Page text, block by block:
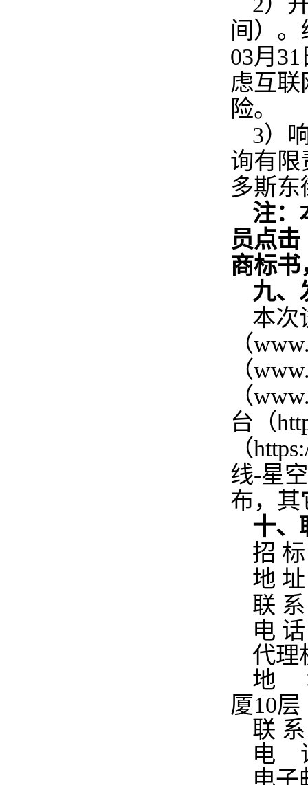
间）。
03月
虑互联
险。
3）
询有限
多斯东
注：
员点
商标书
九、
本次
（
（
（
台（
（
线-星
布，其
十、
招
地
联
电
代理
地
厦10层
联
电
电子